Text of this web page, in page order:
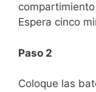
Espera cinco
Paso 2
Coloque las